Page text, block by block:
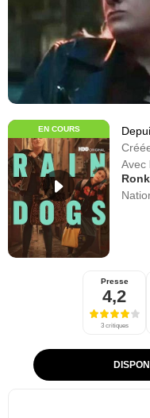
EN COURS
Avec
Presse
4,2
3 critiques